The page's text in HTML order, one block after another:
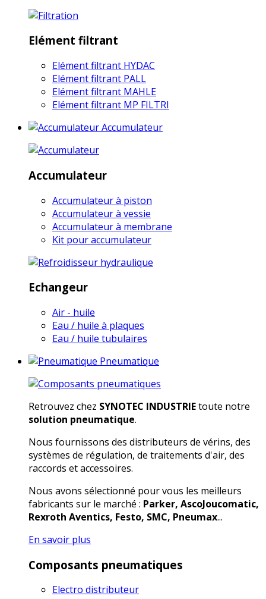
Elément filtrant
Elément filtrant HYDAC
Elément filtrant PALL
Elément filtrant MAHLE
Elément filtrant MP FILTRI
Accumulateur
Accumulateur
Accumulateur à piston
Accumulateur à vessie
Accumulateur à membrane
Kit pour accumulateur
Echangeur
Air - huile
Eau / huile à plaques
Eau / huile tubulaires
Pneumatique
Retrouvez chez SYNOTEC INDUSTRIEtoute notre
solution pneumatique.
Nous fournissons des distributeurs de vérins, des
systèmes de régulation, de traitements d'air, des
raccords et accessoires.
Nous avons sélectionné pour vous les meilleurs
fabricants sur le marché : Parker, AscoJoucomatic,
Rexroth Aventics, Festo, SMC, Pneumax...
En savoir plus
Composants pneumatiques
Electro distributeur